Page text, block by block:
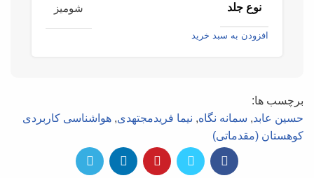
نوع جلد شومیز
افزودن به سبد خرید
برچسب ها:
حسین عابد, سمانه نگاه, نیما فریدمجتهدی, هواشناسی کاربردی
کوهستان (مقدماتی)